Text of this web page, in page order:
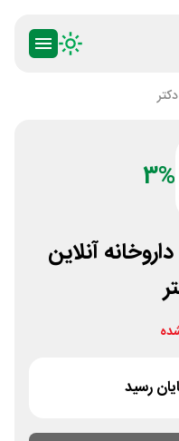
3%
داروخانه آنلاین
رسید